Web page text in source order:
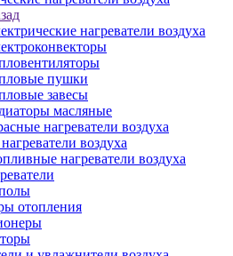
нагреватели воздуха
пушки
завесы
масляные
нагреватели воздуха
воздуха
нагреватели воздуха
отопления